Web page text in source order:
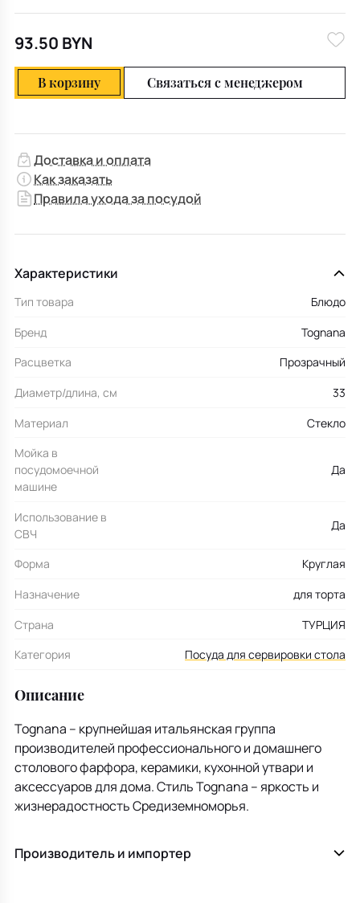
93.50 BYN
В корзину Связаться с менеджером
Доставка и оплата
Как заказать
Правила ухода за посудой
Характеристики
Тип товара
Блюдо
Бренд
Tognana
Расцветка
Прозрачный
Диаметр/длина, см
33
Материал
Стекло
Мойка в
посудомоечной
машине
Да
Использование в
СВЧ
Да
Форма
Круглая
Назначение
для торта
Страна
ТУРЦИЯ
Категория
Посуда для сервировки стола
Описание
Tognana – крупнейшая итальянская группа
производителей профессионального и домашнего
столового фарфора, керамики, кухонной утвари и
аксессуаров для дома. Стиль Tognana – яркость и
жизнерадостность Средиземноморья.
Производитель и импортер